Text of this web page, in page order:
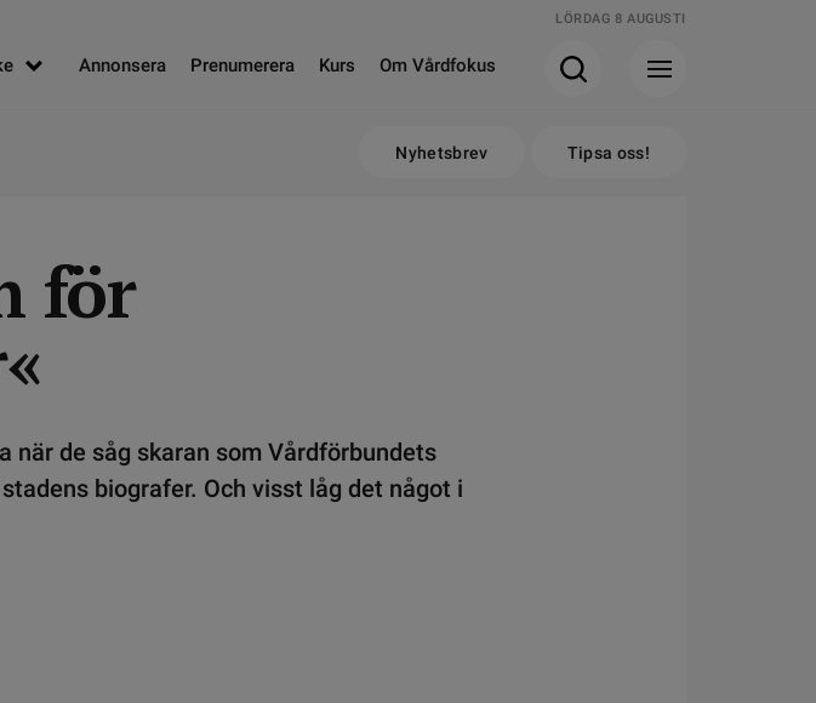
LÖRDAG 8 AUGUSTI
Annonsera Prenumerera Kurs Om Vårdfokus
Nyhetsbrev Tipsa oss!
för
när de såg skaran som Vårdförbundets
biografer. Och visst låg det något i